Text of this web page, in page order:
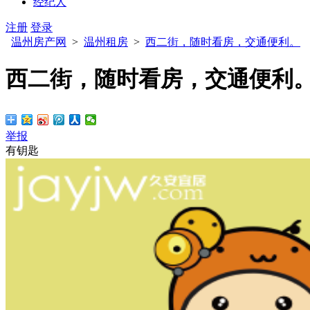
注册 登录
温州房产网
> 温州租房 > 西二街，随时看房，交通便利。
西二街，随时看房，交通便利
举报
有钥匙